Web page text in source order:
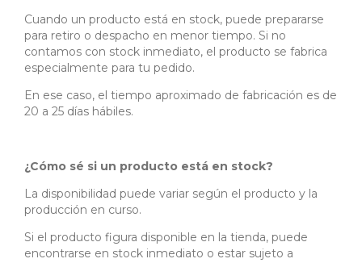
Cuando un producto está en stock, puede prepararse
para retiro o despacho en menor tiempo. Si no
contamos con stock inmediato, el producto se fabrica
especialmente para tu pedido.
En ese caso, el tiempo aproximado de fabricación es de
20 a 25 días hábiles.
¿Cómo sé si un producto está en stock?
La disponibilidad puede variar según el producto y la
producción en curso.
Si el producto figura disponible en la tienda, puede
encontrarse en stock inmediato o estar sujeto a